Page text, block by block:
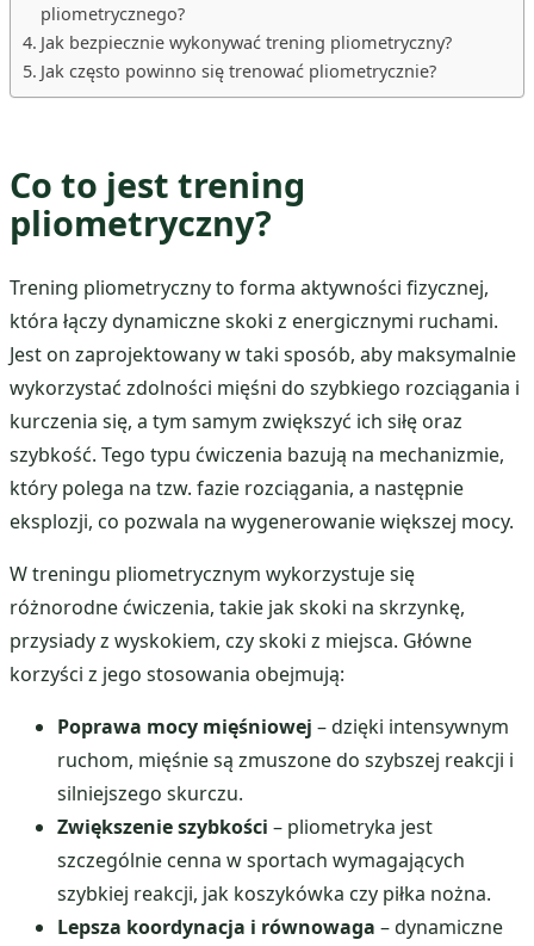
pliometrycznego?
Jak bezpiecznie wykonywać trening pliometryczny?
Jak często powinno się trenować pliometrycznie?
Co to jest trening
pliometryczny?
Trening pliometryczny to forma aktywności fizycznej,
która łączy dynamiczne skoki z energicznymi ruchami.
Jest on zaprojektowany w taki sposób, aby maksymalnie
wykorzystać zdolności mięśni do szybkiego rozciągania i
kurczenia się, a tym samym zwiększyć ich siłę oraz
szybkość. Tego typu ćwiczenia bazują na mechanizmie,
który polega na tzw. fazie rozciągania, a następnie
eksplozji, co pozwala na wygenerowanie większej mocy.
W treningu pliometrycznym wykorzystuje się
różnorodne ćwiczenia, takie jak skoki na skrzynkę,
przysiady z wyskokiem, czy skoki z miejsca. Główne
korzyści z jego stosowania obejmują:
Poprawa mocy mięśniowej – dzięki intensywnym
ruchom, mięśnie są zmuszone do szybszej reakcji i
silniejszego skurczu.
Zwiększenie szybkości – pliometryka jest
szczególnie cenna w sportach wymagających
szybkiej reakcji, jak koszykówka czy piłka nożna.
Lepsza koordynacja i równowaga – dynamiczne